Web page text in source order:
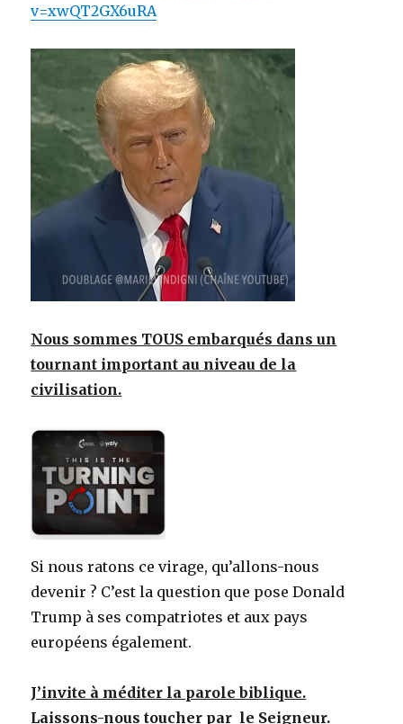
v=xwQT2GX6uRA
Nous sommes TOUS embarqués dans un
tournant important au niveau de la
civilisation.
Si nous ratons ce virage, qu’allons-nous
devenir ? C’est la question que pose Donald
Trump à ses compatriotes et aux pays
européens également.
J’invite à méditer la parole biblique.
Laissons-nous toucher par le Seigneur.